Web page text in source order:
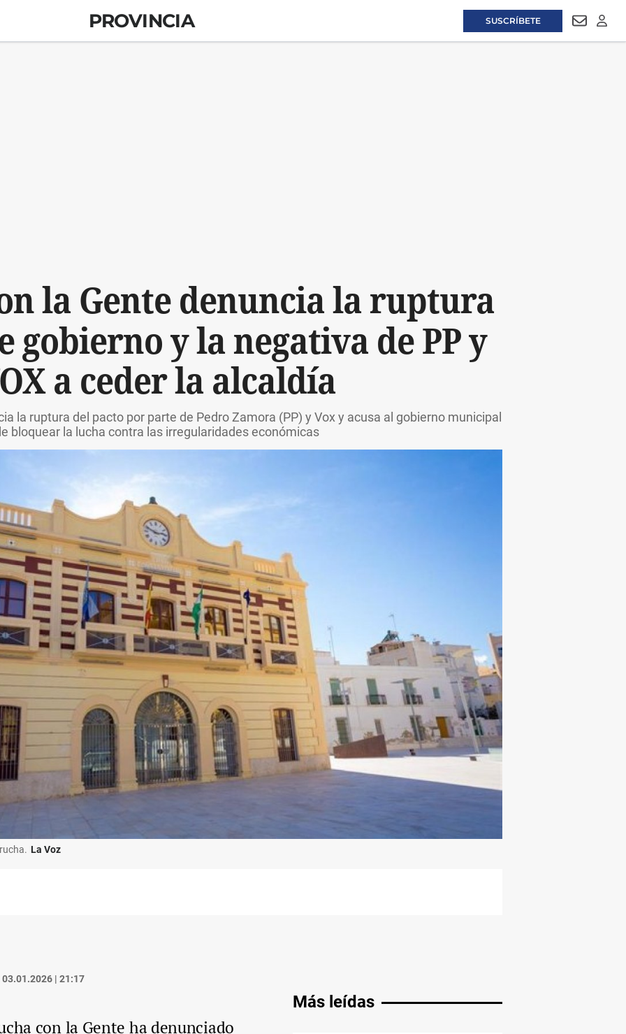
SUSCRÍBETE
PROVINCIA
la Gente denuncia la ruptura
gobierno y la negativa de PP y
a ceder la alcaldía
la ruptura del pacto por parte de Pedro Zamora (PP) y Vox y acusa al gobierno municipal
bloquear la lucha contra las irregularidades económicas
La Voz
03.01.2026 | 21:17
con la Gente ha denunciado
Más leídas